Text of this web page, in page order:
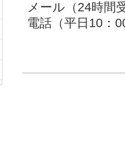
メール（24時間
電話（平日10：